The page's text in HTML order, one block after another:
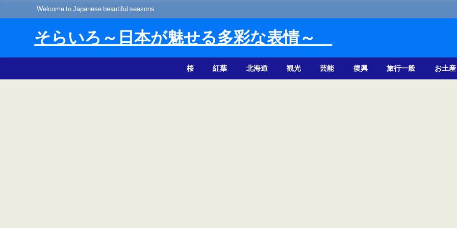
Welcome to Japanese beautiful seasons
そらいろ～日本が魅せる多彩な表情～
桜 紅葉 北海道 観光 芸能 復興 旅行一般 お土